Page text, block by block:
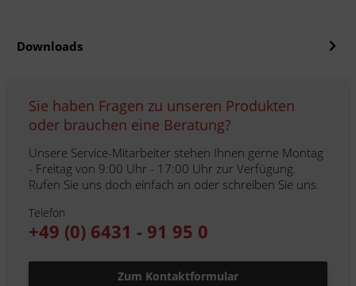
Downloads
Sie haben Fragen zu unseren Produkten
oder brauchen eine Beratung?
Unsere Service-Mitarbeiter stehen Ihnen gerne Montag
- Freitag von 9:00 Uhr - 17:00 Uhr zur Verfügung.
Rufen Sie uns doch einfach an oder schreiben Sie uns.
Telefon
+49 (0) 6431 - 91 95 0
Zum Kontaktformular